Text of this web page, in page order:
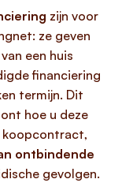
zijn voor
ze geven
een huis
financiering
termijn. Dit
hoe u deze
koopcontract,
ontbindende
gevolgen.